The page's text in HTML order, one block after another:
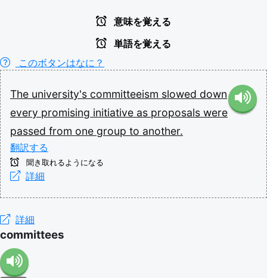
意味を覚える
単語を覚える
このボタンはなに？
The university's committeeism slowed down
every promising initiative as proposals were
passed from one group to another.
翻訳する
聞き取れるようになる
詳細
詳細
committees